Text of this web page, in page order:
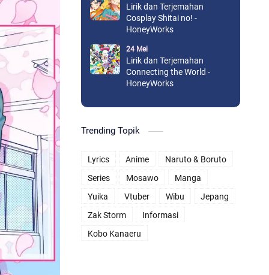
Lirik dan Terjemahan
Cosplay Shitai no! -
HoneyWorks
24 Mei
Lirik dan Terjemahan
Connecting the World -
HoneyWorks
Trending Topik
Lyrics Anime
Naruto & Boruto
Series
Mosawo
Manga
Yuika
Vtuber Wibu
Jepang
Zak Storm
Informasi
Kobo Kanaeru